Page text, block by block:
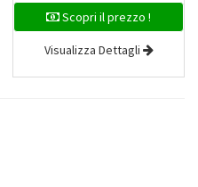
Scopri il prezzo !
Visualizza Dettagli